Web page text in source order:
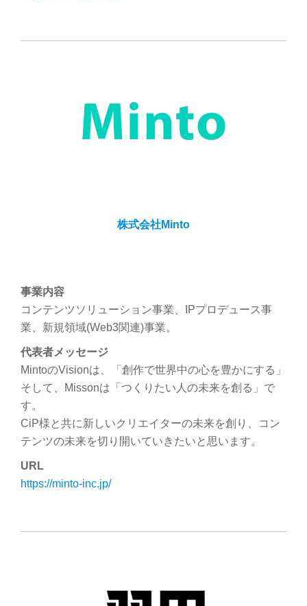
株式会社Minto
事業内容
コンテンツソリューション事業、IPプロデュース事
業、新規領域(Web3関連)事業。
代表者メッセージ
MintoのVisionは、「創作で世界中の心を豊かにする」
そして、Missonは「つくりたい人の未来を創る」で
す。
CiP様と共に新しいクリエイターの未来を創り、コン
テンツの未来を切り開いていきたいと思います。
URL
https://minto-inc.jp/